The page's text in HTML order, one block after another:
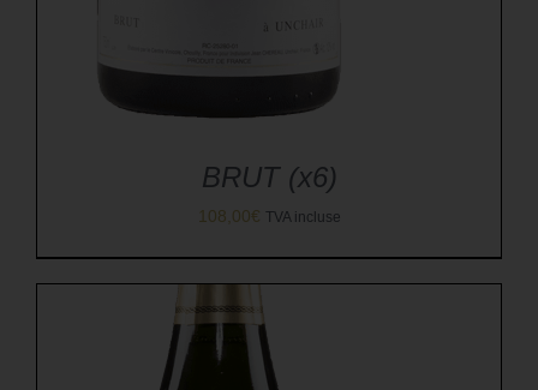
BRUT (x6)
108,00€ TVA incluse